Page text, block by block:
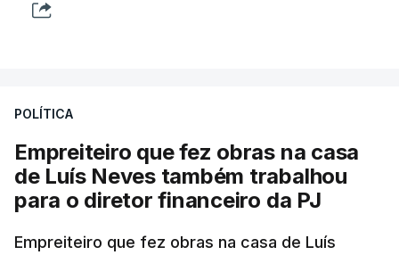
POLÍTICA
Empreiteiro que fez obras na casa
de Luís Neves também trabalhou
para o diretor financeiro da PJ
Empreiteiro que fez obras na casa de Luís